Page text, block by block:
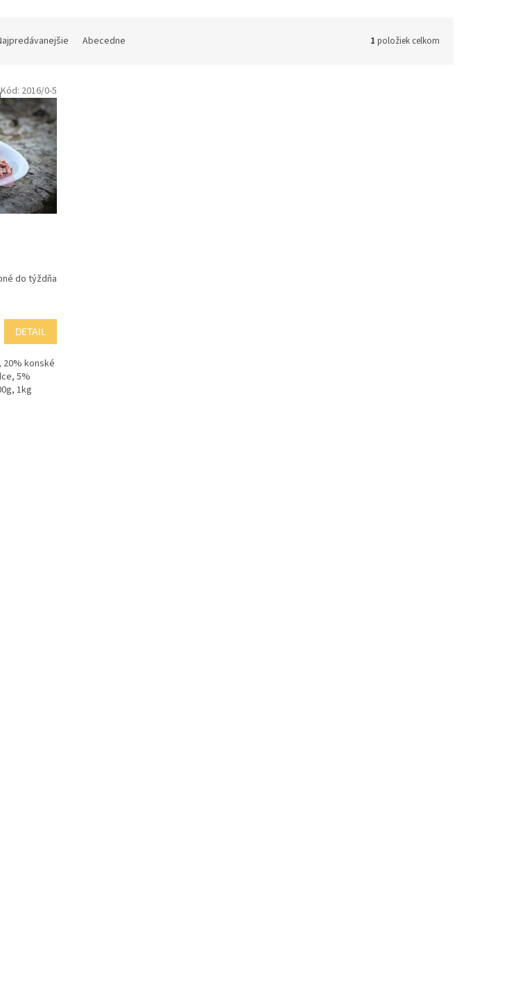
Abecedne 1 položiek celkom
do týždňa
DETAIL
20% konské
5%
1kg
Kód: 2016/0-5